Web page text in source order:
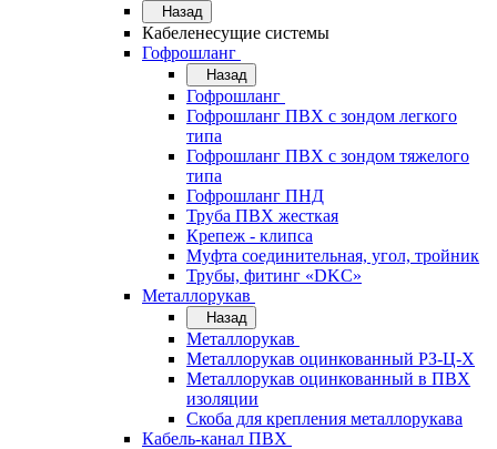
Назад
Кабеленесущие системы
Гофрошланг
Назад
Гофрошланг
Гофрошланг ПВХ с зондом легкого
типа
Гофрошланг ПВХ с зондом тяжелого
типа
Гофрошланг ПНД
Труба ПВХ жесткая
Крепеж - клипса
Муфта соединительная, угол, тройник
Трубы, фитинг «DKC»
Металлорукав
Назад
Металлорукав
Металлорукав оцинкованный РЗ-Ц-Х
Металлорукав оцинкованный в ПВХ
изоляции
Скоба для крепления металлорукава
Кабель-канал ПВХ